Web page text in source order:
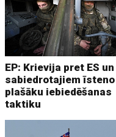
EP: Krievija pret ES un
sabiedrotajiem īsteno
plašāku iebiedēšanas
taktiku